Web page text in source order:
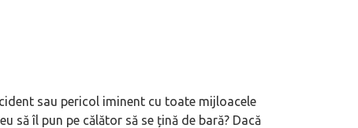
sau pericol iminent cu toate mijloacele
să îl pun pe călător să se țină de bară? Dacă